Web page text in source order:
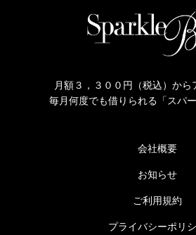
月額３，３００円（税込）から
毎月何度でも借りられる「スパ
会社概要
お知らせ
ご利用規約
プライバシーポリ